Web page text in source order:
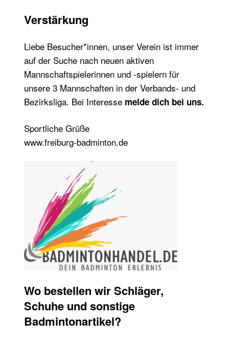
Verstärkung
Liebe Besucher*innen, unser Verein ist immer
auf der Suche nach neuen aktiven
Mannschaftspielerinnen und -spielern für
unsere 3 Mannschaften in der Verbands- und
Bezirksliga. Bei Interesse melde dich bei uns.
Sportliche Grüße
www.freiburg-badminton.de
Wo bestellen wir Schläger,
Schuhe und sonstige
Badmintonartikel?